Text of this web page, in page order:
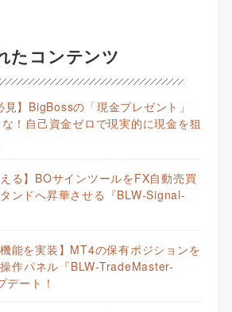
たコンテンツ
見】BigBossの「現金プレゼント」
！自己資金ゼロで現実的に現金を狙
る】BOサインツールをFX自動売買
ンドへ昇華させる『BLW-Signal-
能を実装】MT4の保有ポジションを
作パネル『BLW-TradeMaster-
デート！